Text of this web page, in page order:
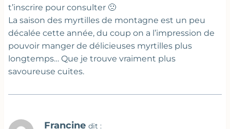
t’inscrire pour consulter 🙁
La saison des myrtilles de montagne est un peu
décalée cette année, du coup on a l’impression de
pouvoir manger de délicieuses myrtilles plus
longtemps… Que je trouve vraiment plus
savoureuse cuites.
Francine dit :